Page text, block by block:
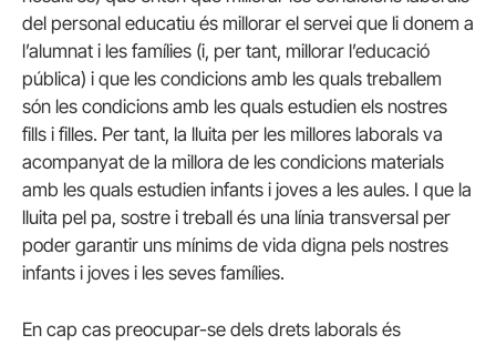
del personal educatiu és millorar el servei que li donem a
l’alumnat i les famílies (i, per tant, millorar l’educació
pública) i que les condicions amb les quals treballem
són les condicions amb les quals estudien els nostres
fills i filles. Per tant, la lluita per les millores laborals va
acompanyat de la millora de les condicions materials
amb les quals estudien infants i joves a les aules. I que la
lluita pel pa, sostre i treball és una línia transversal per
poder garantir uns mínims de vida digna pels nostres
infants i joves i les seves famílies.
En cap cas preocupar-se dels drets laborals és